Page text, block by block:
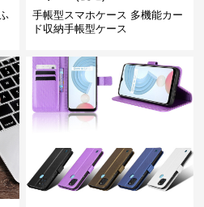
手帳型スマホケース 多機能カー
ド収納手帳型ケース